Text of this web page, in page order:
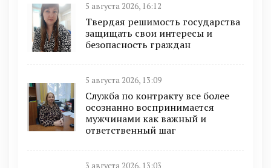
5 августа 2026, 16:12
Твердая решимость государства
защищать свои интересы и
безопасность граждан
5 августа 2026, 13:09
Служба по контракту все более
осознанно воспринимается
мужчинами как важный и
ответственный шаг
3 августа 2026, 13:03